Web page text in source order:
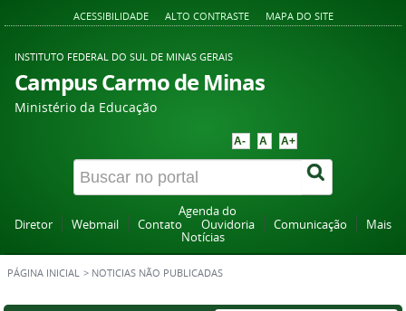
ACESSIBILIDADE ALTO CONTRASTE MAPA DO SITE
INSTITUTO FEDERAL DO SUL DE MINAS GERAIS
Campus Carmo de Minas
Ministério da Educação
A- A A+
Agenda do
Diretor
Webmail Contato Ouvidoria Comunicação
Mais
Notícias
PÁGINA INICIAL > NOTICIAS NÃO PUBLICADAS